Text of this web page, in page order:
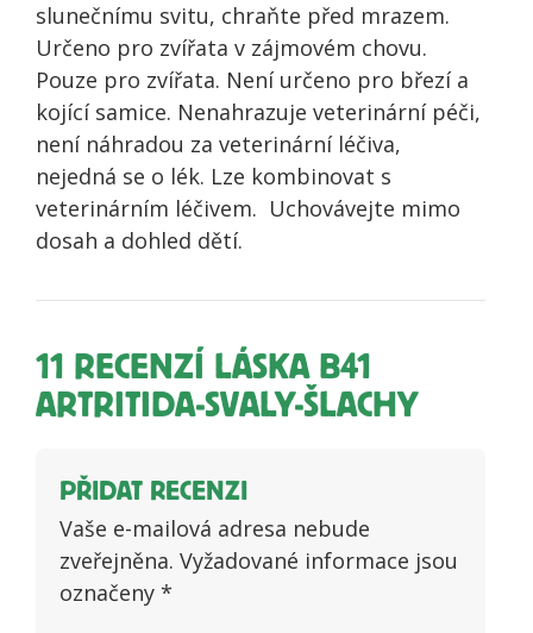
slunečnímu svitu, chraňte před mrazem.
Určeno pro zvířata v zájmovém chovu.
Pouze pro zvířata. Není určeno pro březí a
kojící samice. Nenahrazuje veterinární péči,
není náhradou za veterinární léčiva,
nejedná se o lék. Lze kombinovat s
veterinárním léčivem. Uchovávejte mimo
dosah a dohled dětí.
11 RECENZÍ
LÁSKA B41
ARTRITIDA-SVALY-ŠLACHY
PŘIDAT RECENZI
Vaše e-mailová adresa nebude
zveřejněna. Vyžadované informace jsou
označeny *